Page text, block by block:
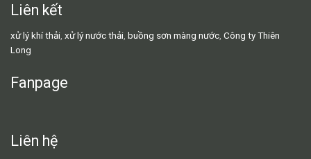
Liên kết
xử lý khí thải xử lý nước thải buồng sơn màng nước Công ty Thiên
Long
Fanpage
Liên hệ